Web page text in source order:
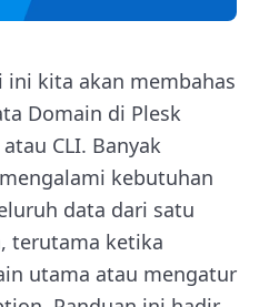
ini kita akan membahas
Domain di Plesk
CLI. Banyak
kebutuhan
data dari satu
terutama ketika
utama atau mengatur